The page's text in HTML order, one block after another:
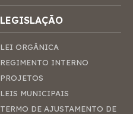
LEGISLAÇÃO
LEI ORGÂNICA
REGIMENTO INTERNO
PROJETOS
LEIS MUNICIPAIS
TERMO DE AJUSTAMENTO DE